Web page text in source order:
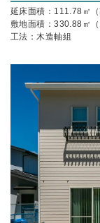
延床面積：111.78㎡（
敷地面積：330.88㎡（
工法：木造軸組